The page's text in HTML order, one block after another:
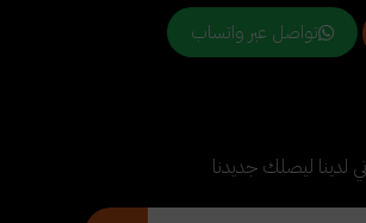
تواصل عبر واتساب
لدينا ليصلك جديدنا